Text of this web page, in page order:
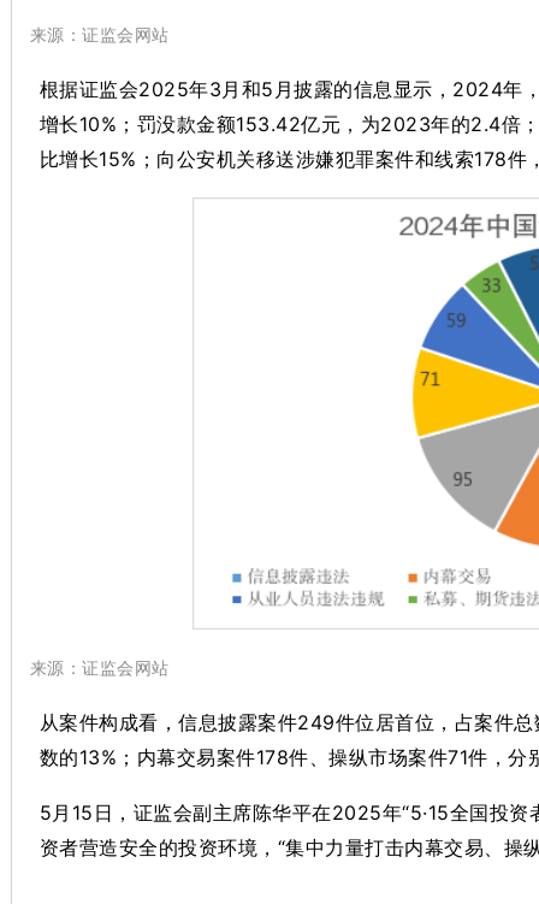
来源：证监会网站
根据证监会2025年3月和5月披露的信息显示，2024年
增长10%；罚没款金额153.42亿元，为2023年的2.4倍
比增长15%；向公安机关移送涉嫌犯罪案件和线索178件
来源：证监会网站
从案件构成看，信息披露案件249件位居首位，占案件
数的13%；内幕交易案件178件、操纵市场案件71件，
5月15日，证监会副主席陈华平在2025年“5·15全国投
资者营造安全的投资环境，“集中力量打击内幕交易、操